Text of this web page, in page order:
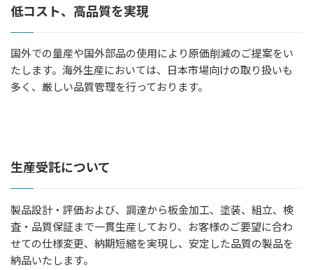
低コスト、高品質を実現
国外での量産や国外部品の使用により原価削減のご提案をい
たします。海外生産においては、日本市場向けの取り扱いも
多く、厳しい品質管理を行っております。
生産受託について
製品設計・評価および、調達から板金加工、塗装、組立、検
査・品質保証まで一貫生産しており、お客様のご要望に合わ
せての仕様変更、納期短縮を実現し、安定した品質の製品を
納品いたします。